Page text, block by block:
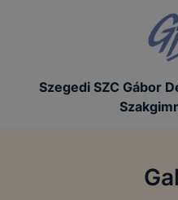
Szegedi SZC Gábor